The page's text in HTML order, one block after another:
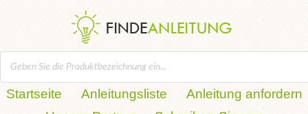
Startseite Anleitungsliste
Anleitung anfordern